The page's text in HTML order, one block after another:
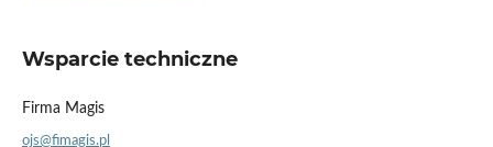
Wsparcie techniczne
Firma Magis
ojs@fimagis.pl